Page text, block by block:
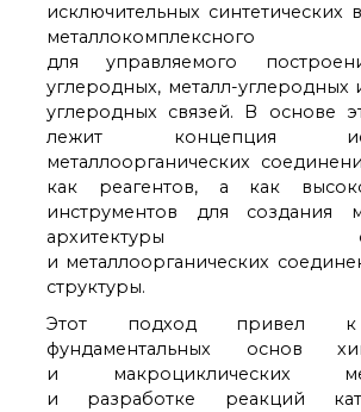
исключительных синтетических
металлокомплексного
для управляемого
углеродных, металл-углеродных
углеродных связей. В основе
лежит концепция
металлоорганических
как реагентов, а как
инструментов для создания
архитектуры
и металлоорганических
структуры.
Этот подход привел к
фундаментальных основ
и макроциклических
и разработке реакций